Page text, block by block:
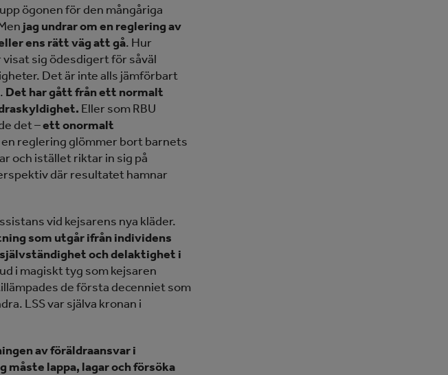
ögonen för den mångåriga
jag undrar om en reglering av
ens rätt väg att gå. Hur
sig ödesdigert för såväl
Det är inte alls jämförbart
Det har gått från ett normalt
Eller som RBU
det –ett onormalt
en reglering glömmer bort barnets
och istället riktar in sig på
där resultatet hamnar
vid kejsarens nya kläder.
som utgår ifrån individens
och delaktighet i
i magiskt tyg som kejsaren
de första decenniet som
LSS var själva kronan i
av föräldraansvar i
lappa, lagar och försöka